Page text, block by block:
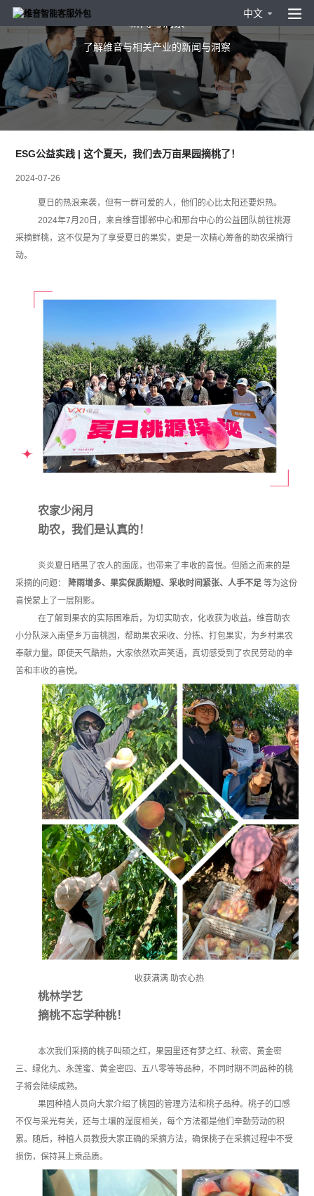
中文
了解维音与相关产业的新闻与洞察
ESG公益实践 | 这个夏天，我们去万亩果园摘桃了！
2024-07-26
夏日的热浪来袭，但有一群可爱的人，他们的心比太阳还要炽热。
2024年7月20日，来自维音邯郸中心和邢台中心的公益团队前往桃源
采摘鲜桃，这不仅是为了享受夏日的果实，更是一次精心筹备的助农采摘行
动。
农家少闲月
助农，我们是认真的！
炎炎夏日晒黑了农人的面庞，也带来了丰收的喜悦。但随之而来的是
采摘的问题：
降雨增多、果实保质期短、采收时间紧张、人手不足 等为这份
喜悦蒙上了一层阴影。
在了解到果农的实际困难后，为切实助农，化收获为收益。维音助农
小分队深入南堡乡万亩桃园，帮助果农采收、分拣、打包果实，为乡村果农
奉献力量。即使天气酷热，大家依然欢声笑语，真切感受到了农民劳动的辛
苦和丰收的喜悦。
收获满满 助农心热
桃林学艺
摘桃不忘学种桃！
本次我们采摘的桃子叫硕之红，果园里还有梦之红、秋密、黄金密
三、绿化九、永莲蜜、黄金密四、五八零等等品种，不同时期不同品种的桃
子将会陆续成熟。
果园种植人员向大家介绍了桃园的管理方法和桃子品种。桃子的口感
不仅与采光有关，还与土壤的湿度相关，每个方法都是他们辛勤劳动的积
累。随后，种植人员教授大家正确的采摘方法，确保桃子在采摘过程中不受
损伤，保持其上乘品质。